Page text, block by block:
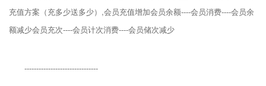
充值方案（充多少送多少）,会员充值增加会员余额----会员消费----会员余
额减少会员充次----会员计次消费----会员储次减少
-------------------------------